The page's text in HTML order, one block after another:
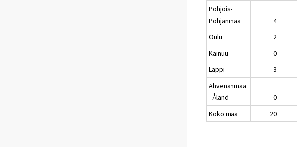
Pohjois-
Pohjanmaa
4
Oulu
2
Kainuu
0
Lappi
3
Ahvenanmaa
- Åland
0
Koko maa
20